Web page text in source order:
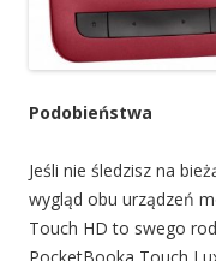
Podobieństwa
Jeśli nie śledzisz na
wygląd obu urządzeń
Touch HD to swego